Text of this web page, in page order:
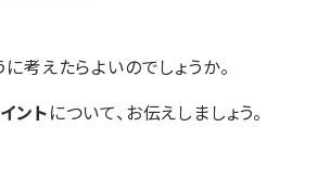
に考えたらよいのでしょうか。
ントについて、お伝えしましょう。